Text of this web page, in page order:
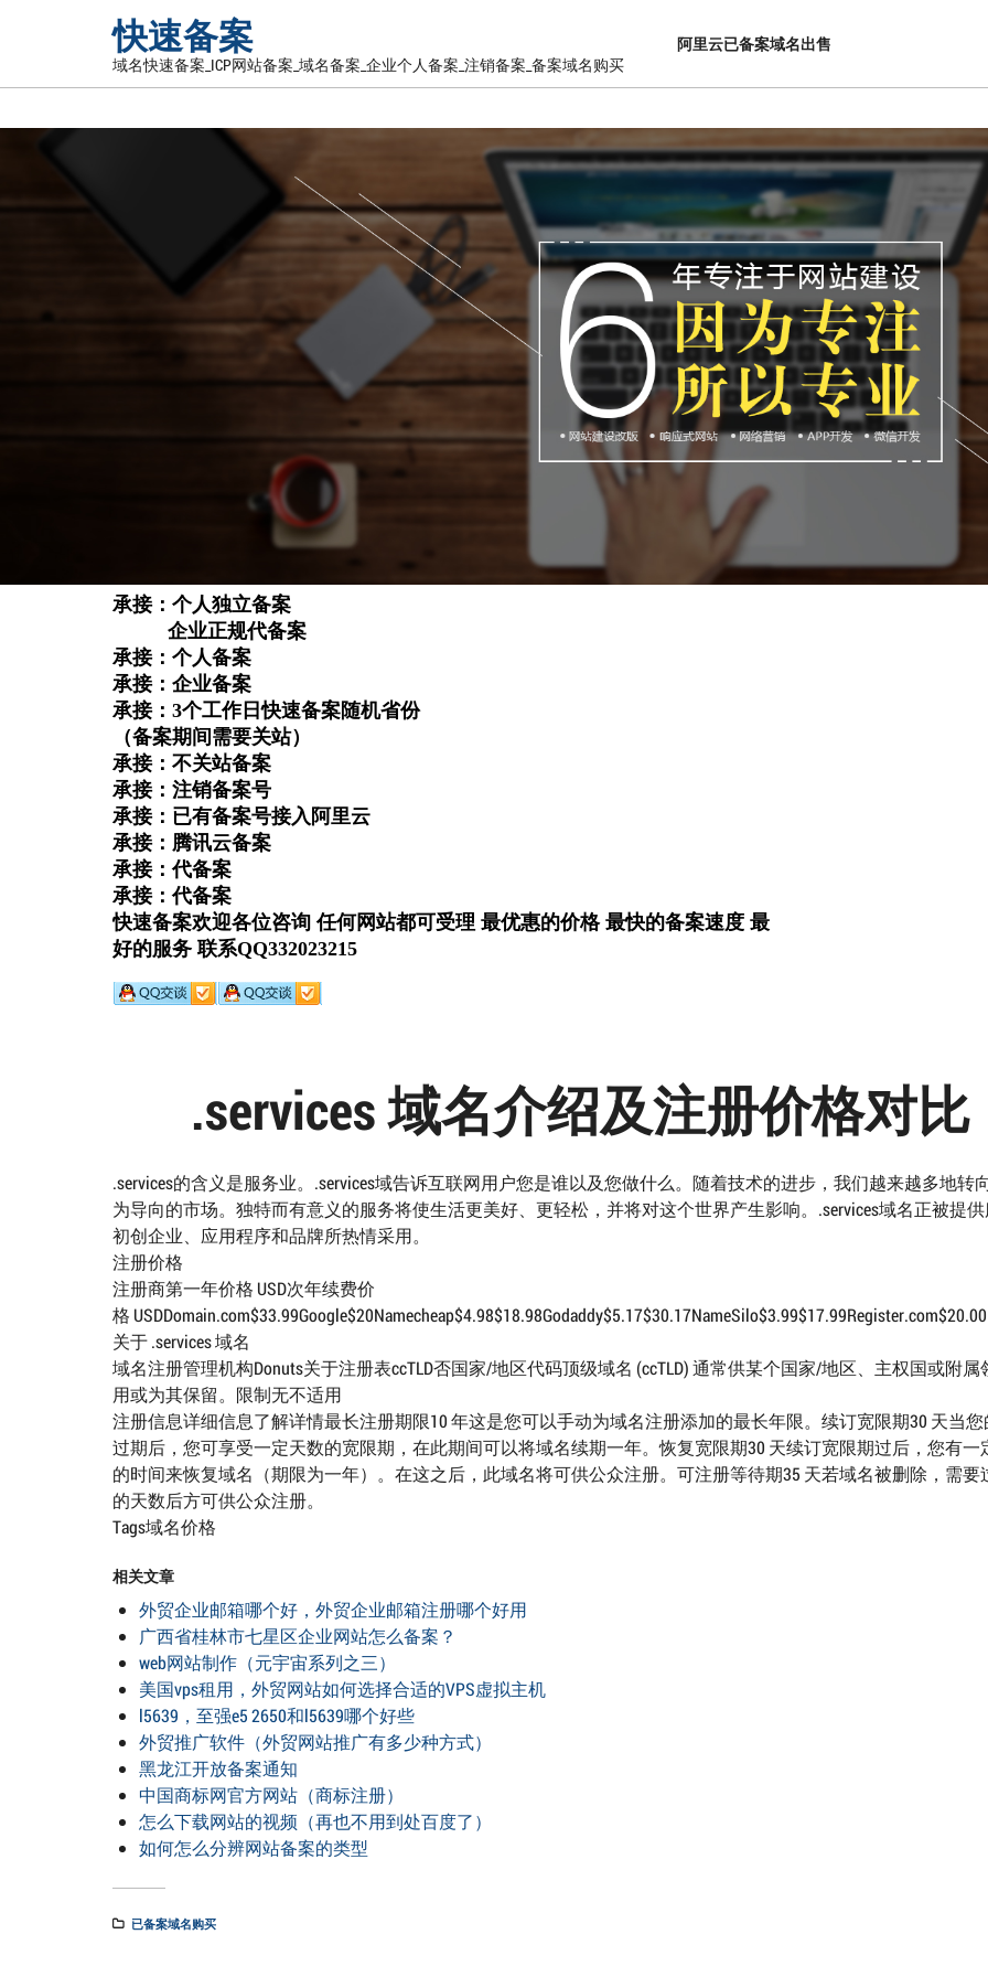
快速备案
域名快速备案_ICP网站备案_域名备案_企业个人备案_注销备案_备案域名购买
阿里云已备案域名出售
.services 域名介绍及注册价格对比
.services的含义是服务业。.services域告诉互联网用户您是谁以及您做什么。随着技术的进步，我们越来越多地转
为导向的市场。独特而有意义的服务将使生活更美好、更轻松，并将对这个世界产生影响。.services域名正被提
初创企业、应用程序和品牌所热情采用。
注册价格
注册商第一年价格 USD次年续费价
格
关于 .services 域名
域名注册管理机构Donuts关于注册表ccTLD否国家/地区代码顶级域名 (ccTLD) 通常供某个国家/地区、主权国或附属
用或为其保留。限制无不适用
注册信息详细信息了解详情最长注册期限10 年这是您可以手动为域名注册添加的最长年限。续订宽限期30 天当
过期后，您可享受一定天数的宽限期，在此期间可以将域名续期一年。恢复宽限期30 天续订宽限期过后，您有一
的时间来恢复域名（期限为一年）。在这之后，此域名将可供公众注册。可注册等待期35 天若域名被删除，需要
的天数后方可供公众注册。
Tags域名价格
相关文章
外贸企业邮箱哪个好，外贸企业邮箱注册哪个好用
广西省桂林市七星区企业网站怎么备案？
web网站制作（元宇宙系列之三）
美国vps租用，外贸网站如何选择合适的VPS虚拟主机
l5639，至强e5 2650和l5639哪个好些
外贸推广软件（外贸网站推广有多少种方式）
黑龙江开放备案通知
中国商标网官方网站（商标注册）
怎么下载网站的视频（再也不用到处百度了）
如何怎么分辨网站备案的类型
已备案域名购买